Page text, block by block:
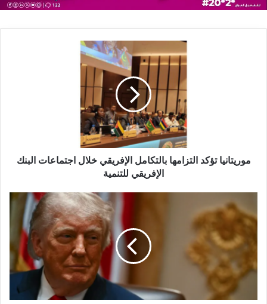
موريتانيا تؤكد التزامها بالتكامل الإفريقي خلال اجتماعات البنك
الإفريقي للتنمية